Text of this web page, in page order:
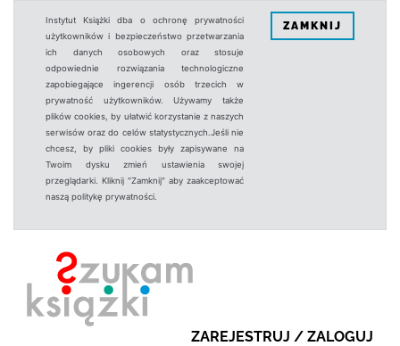
Instytut Książki dba o ochronę prywatności
użytkowników i bezpieczeństwo przetwarzania
ich danych osobowych oraz stosuje
odpowiednie rozwiązania technologiczne
zapobiegające ingerencji osób trzecich w
prywatność użytkowników. Używamy także
plików cookies, by ułatwić korzystanie z naszych
serwisów oraz do celów statystycznych.Jeśli nie
chcesz, by pliki cookies były zapisywane na
Twoim dysku zmień ustawienia swojej
przeglądarki. Kliknij "Zamknij" aby zaakceptować
naszą politykę prywatności.
ZAMKNIJ
ZAREJESTRUJ / ZALOGUJ